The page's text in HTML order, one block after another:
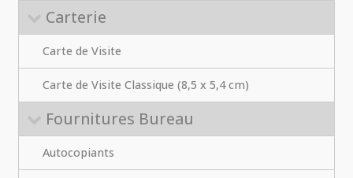
Carterie
Carte de Visite
Carte de Visite Classique (8,5 x 5,4 cm)
Fournitures Bureau
Autocopiants